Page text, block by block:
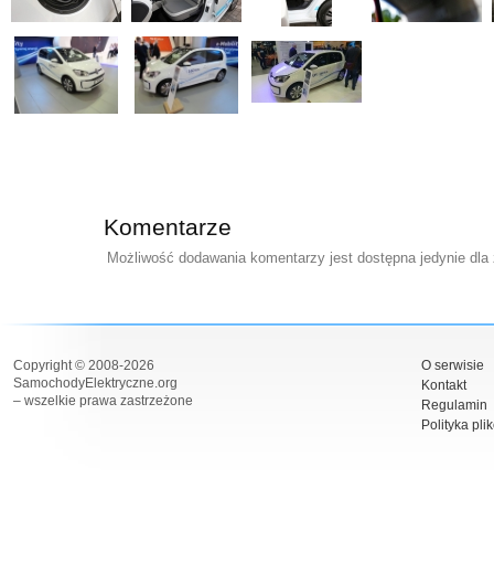
Komentarze
Możliwość dodawania komentarzy jest dostępna jedynie
Copyright © 2008-2026
SamochodyElektryczne.org
– wszelkie prawa zastrzeżone
O serwisie
Kontakt
Regulamin
Polityka